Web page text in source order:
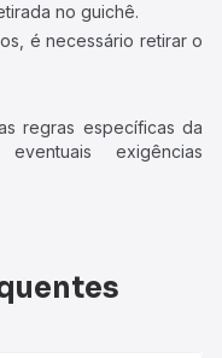
no guichê.
é necessário retirar o
regras específicas da
exigências